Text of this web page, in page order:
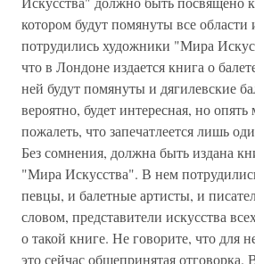
котором будут помянуты все области
потрудились художники "Мира
что в Лондоне издается книга о
ней будут помянуты и дягилевские
вероятно, будет интересная, но
пожалеть, что запечатлеется лишь
Без сомнения, должна быть издана
"Мира Искусства". В нем
певцы, и балетные артисты, и
словом, представители искусства
о такой книге. Не говорите, что для
это сейчас общепринятая отговорка.